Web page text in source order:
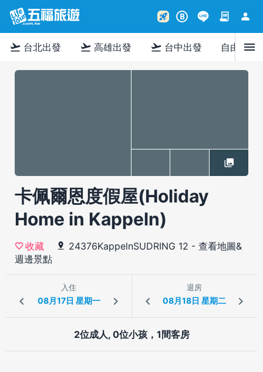
rocket_launch B contract person
flight_takeoff 台北出發 flight_takeoff 高雄出發 flight_takeoff 台中出發 自由行menu
卡佩爾恩度假屋(Holiday
Home in Kappeln)
收藏 24376KappelnSUDRING 12 - 查看地圖&
週邊景點
入住 退房
2位成人, 0位小孩，1間客房